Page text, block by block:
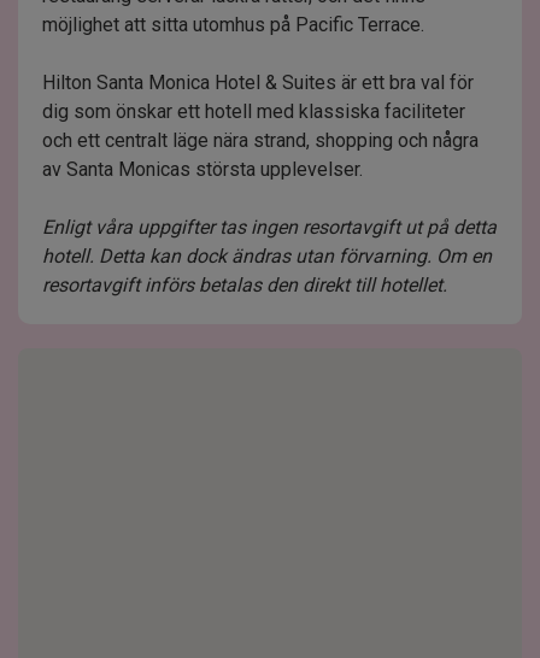
möjlighet att sitta utomhus på Pacific Terrace.
Hilton Santa Monica Hotel & Suites är ett bra val för
dig som önskar ett hotell med klassiska faciliteter
och ett centralt läge nära strand, shopping och några
av Santa Monicas största upplevelser.
Enligt våra uppgifter tas ingen resortavgift ut på detta
hotell. Detta kan dock ändras utan förvarning. Om en
resortavgift införs betalas den direkt till hotellet.